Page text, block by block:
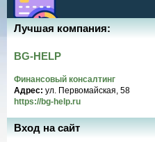
Лучшая компания:
BG-HELP
Финансовый консалтинг
Адрес: ул. Первомайская, 58
https://bg-help.ru
Вход на сайт